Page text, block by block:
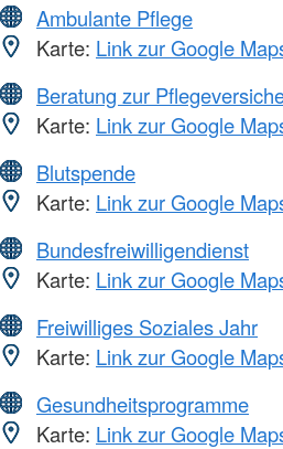
Ambulante Pflege
Karte: Link zur Google
Beratung zur
Karte: Link zur Google
Blutspende
Karte: Link zur Google
Bundesfreiwilligendienst
Karte: Link zur Google
Freiwilliges Soziales Jahr
Karte: Link zur Google
Gesundheitsprogramme
Karte: Link zur Google